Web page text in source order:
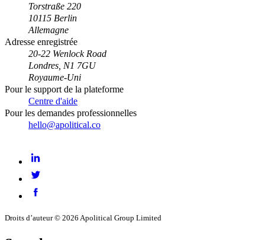
Torstraße 220
10115 Berlin
Allemagne
Adresse enregistrée
20-22 Wenlock Road
Londres, N1 7GU
Royaume-Uni
Pour le support de la plateforme
Centre d'aide
Pour les demandes professionnelles
hello@apolitical.co
Droits d’auteur © 2026 Apolitical Group Limited